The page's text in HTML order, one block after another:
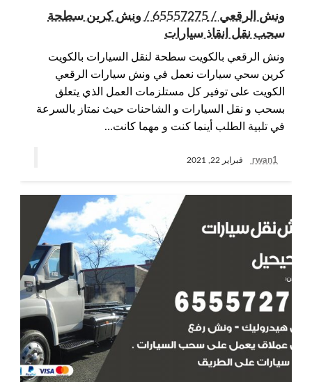
ونش الرقعي / 65557275 / ونش كرين سطحة
سحب نقل انقاذ سيارات
ونش الرقعي بالكويت سطحة لنقل السيارات بالكويت
كرين سحي سيارات نعمل في ونش سيارات الرقعي
الكويت على توفير كل مستلزمات العمل الذي يتعلق
بسحب و نقل السيارات و الشاحنات حيث نمتاز بالسرعة
في تلبية الطلب أينما كنت و مهما كانت…
rwan1 فبراير 22, 2021